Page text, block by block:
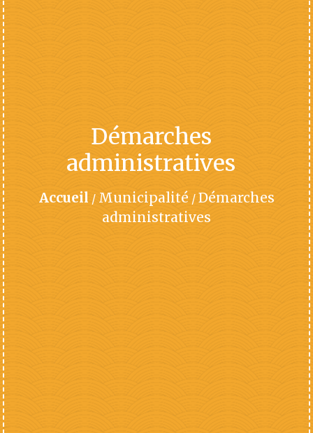
Démarches
administratives
Accueil / Municipalité / Démarches
administratives